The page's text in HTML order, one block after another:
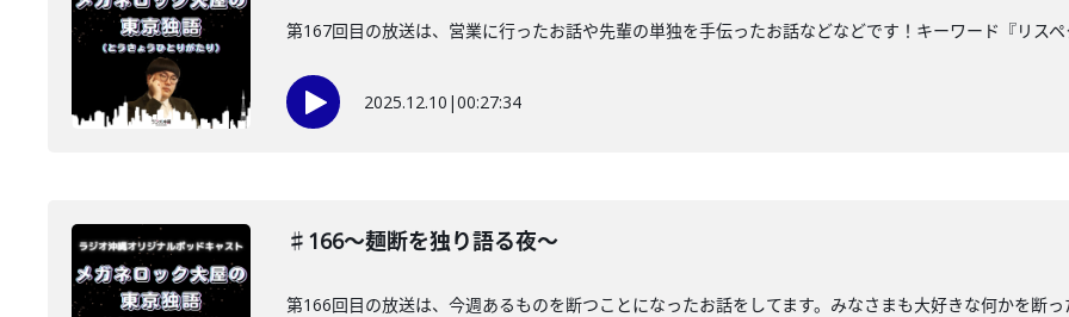
第167回目の放送は、営業に行ったお話や先輩の単独を手伝ったお話などなどです！キーワード『リスペ
2025.12.10 |00:27:34
♯166〜麺断を独り語る夜〜
第166回目の放送は、今週あるものを断つことになったお話をしてます。みなさまも大好きな何かを断